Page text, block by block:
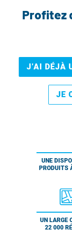
Profitez
J’AI DÉJÀ
JE
UNE
PRODUITS
UN LARGE
22 000